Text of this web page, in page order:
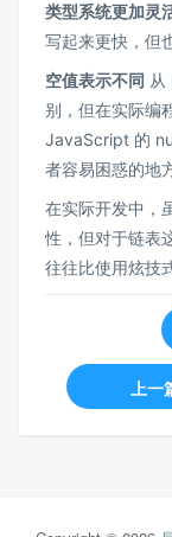
类型系统更加灵
写起来更快，但
空值表示不同 从
别，但在实际编
JavaScript 的
者容易困惑的地
在实际开发中，
性，但对于链表
往往比使用炫技
上一